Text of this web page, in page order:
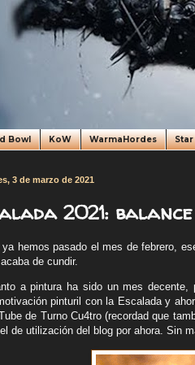
Bowl KoW WarmaHordes Star
3 de marzo de 2021
2021:
ya hemos pasado el mes de febrero,
de cundir.
a pintura ha sido un mes
pinturil con la Escalada y
de Turno Cu4tro (recordad que
de utilización del blog por ahora. Sin